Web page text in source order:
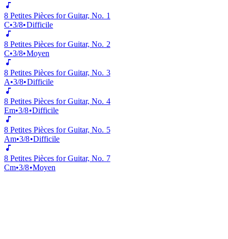
Plus de D. Aguado
8 Petites Pièces for Guitar, No. 1
C•3/8•Difficile
8 Petites Pièces for Guitar, No. 2
C•3/8•Moyen
8 Petites Pièces for Guitar, No. 3
A•3/8•Difficile
8 Petites Pièces for Guitar, No. 4
Em•3/8•Difficile
8 Petites Pièces for Guitar, No. 5
Am•3/8•Difficile